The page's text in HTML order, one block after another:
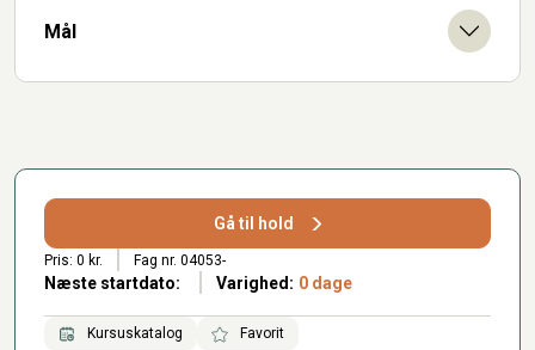
Mål
Gå til hold
Pris: 0 kr. Fag nr. 04053-
Næste startdato: Varighed: 0 dage
Kursuskatalog Favorit